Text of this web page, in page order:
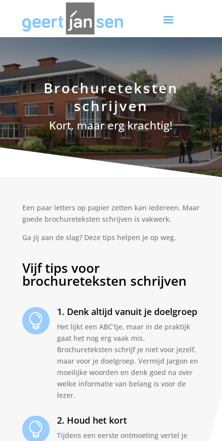
Brochureteksten
schrijven
Kort, maar erg krachtig!
Een paar letters op papier zetten kan iedereen. Maar
goede brochureteksten schrijven is vakwerk.
Ga jij aan de slag? Deze tips helpen je op weg.
Vijf tips voor
brochureteksten schrijven

1. Denk altijd vanuit je doelgroep
Het lijkt een ABC’tje, maar in de praktijk
gaat het nog erg vaak mis.
Brochureteksten schrijf je niet voor jezelf,
maar voor je doelgroep. Vermijd jargon en
moeilijke woorden en denk goed na over
welke informatie van belang is voor de
lezer.

2. Houd het kort
Tijdens een eerste ontmoeting vertel je